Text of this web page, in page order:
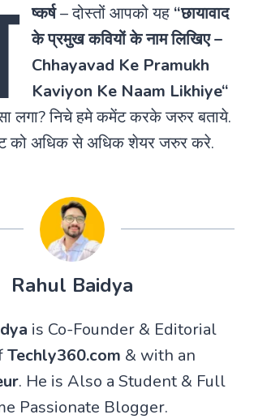
ष्कर्ष–दोस्तों आपको यह “छायावाद
के प्रमुख कवियों के नाम लिखिए –
Chhayavad Ke Pramukh
Kaviyon Ke Naam Likhiye“
लगा? निचे हमे कमेंट करके जरुर बताये.
को अधिक से अधिक शेयर जरुर करे.
Rahul Baidya
is Co-Founder & Editorial
Techly360.com & with an
. He is Also a Student & Full
Passionate Blogger.